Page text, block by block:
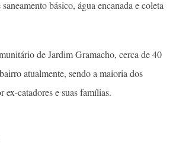
básico, água encanada e coleta
de Jardim Gramacho, cerca de 40
atualmente, sendo a maioria dos
ex-catadores e suas famílias.